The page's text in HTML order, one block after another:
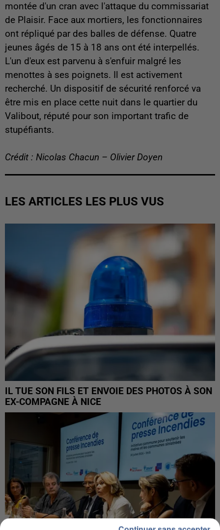
montée d'un cran avec l'attaque du commissariat
de Plaisir. Face aux mortiers, les fonctionnaires
ont répliqué par des balles de défense. Quatre
jeunes âgés de 15 à 18 ans ont été interpellés.
L'un d'eux est parvenu à s'enfuir malgré les
menottes à ses poignets. Il est activement
recherché. Un dispositif de sécurité renforcé va
être mis en place cette nuit dans le quartier du
Valibout, réputé pour son important trafic de
stupéfiants.
Crédit : Nicolas Chacun – Olivier Doyen
LES ARTICLES LES PLUS VUS
IL TUE SON FILS ET ENVOIE DES PHOTOS À SON
EX-COMPAGNE À NICE